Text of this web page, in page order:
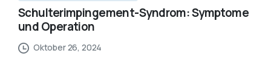
Schulterimpingement-Syndrom: Symptome
und Operation
Oktober 26, 2024